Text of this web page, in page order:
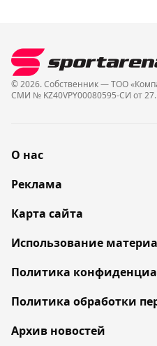
© 2026. Собственник — ТОО
СМИ № KZ40VPY00080595-СИ от
О нас
Реклама
Карта сайта
Использование
Политика
Политика обработки
Архив новостей